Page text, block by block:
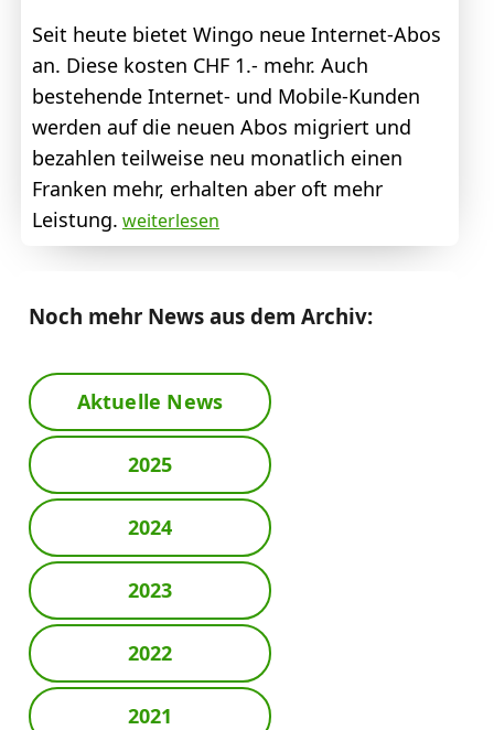
Seit heute bietet Wingo neue Internet-Abos
an. Diese kosten CHF 1.- mehr. Auch
bestehende Internet- und Mobile-Kunden
werden auf die neuen Abos migriert und
bezahlen teilweise neu monatlich einen
Franken mehr, erhalten aber oft mehr
Leistung. weiterlesen
Noch mehr News aus dem Archiv:
Aktuelle News
2025
2024
2023
2022
2021